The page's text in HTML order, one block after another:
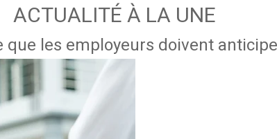
ACTUALITÉ À LA UNE
que les employeurs doivent